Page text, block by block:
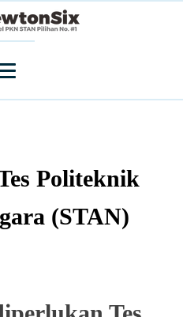
Politeknik
(STAN)